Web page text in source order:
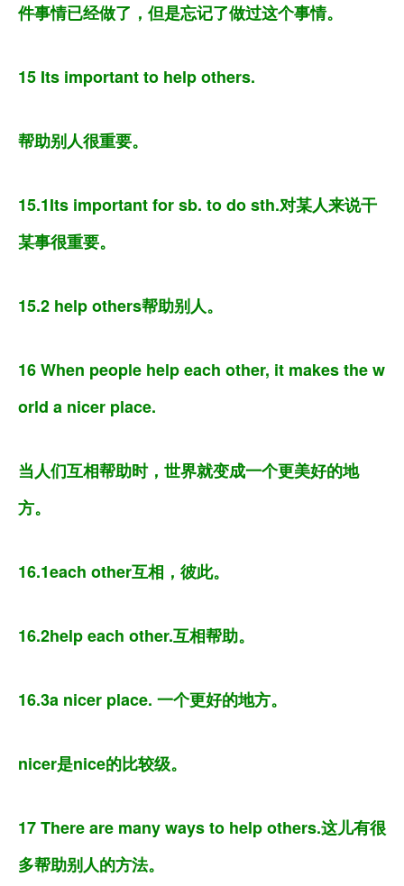
件事情已经做了，但是忘记了做过这个事情。
15 Its important to help others.
帮助别人很重要。
15.1Its important for sb. to do sth.对某人来说干
某事很重要。
15.2 help others帮助别人。
16 When people help each other, it makes the w
orld a nicer place.
当人们互相帮助时，世界就变成一个更美好的地
方。
16.1each other互相，彼此。
16.2help each other.互相帮助。
16.3a nicer place. 一个更好的地方。
nicer是nice的比较级。
17 There are many ways to help others.这儿有很
多帮助别人的方法。